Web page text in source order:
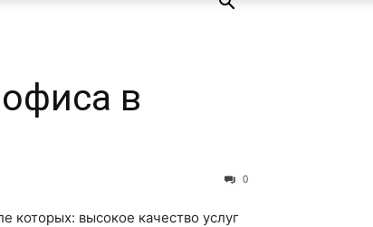
в
0
которых: высокое качество услуг